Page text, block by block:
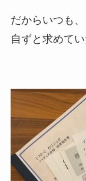
だからいつも、
自ずと求めて